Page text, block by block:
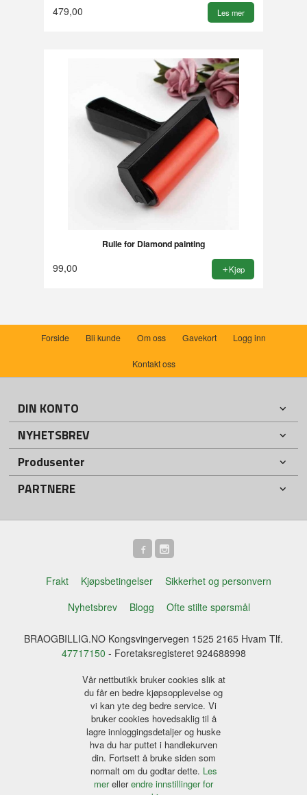
479,00 Les mer
Rulle for Diamond painting
99,00 Kjøp
Forside Bli kunde Om oss Gavekort Logg inn
Kontakt oss
DIN KONTO
NYHETSBREV
Produsenter
PARTNERE
Frakt Kjøpsbetingelser
Sikkerhet og personvern
Nyhetsbrev
Blogg Ofte stilte spørsmål
BRAOGBILLIG.NO Kongsvingervegen 1525 2165 Hvam Tlf.
47717150 - Foretaksregisteret 924688998
Vår nettbutikk bruker cookies slik at
du får en bedre kjøpsopplevelse og
vi kan yte deg bedre service. Vi
bruker cookies hovedsaklig til å
lagre innloggingsdetaljer og huske
hva du har puttet i handlekurven
din. Fortsett å bruke siden som
normalt om du godtar dette. Les
merellerendre innstillinger for